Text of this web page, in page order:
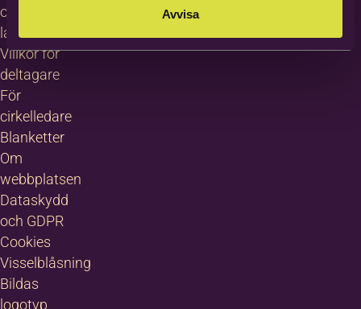
Avvisa
other
languages
Villkor för
deltagare
För
cirkelledare
Blanketter
Om
webbplatsen
Dataskydd
och GDPR
Cookies
Visselblåsning
Bildas
logotyp